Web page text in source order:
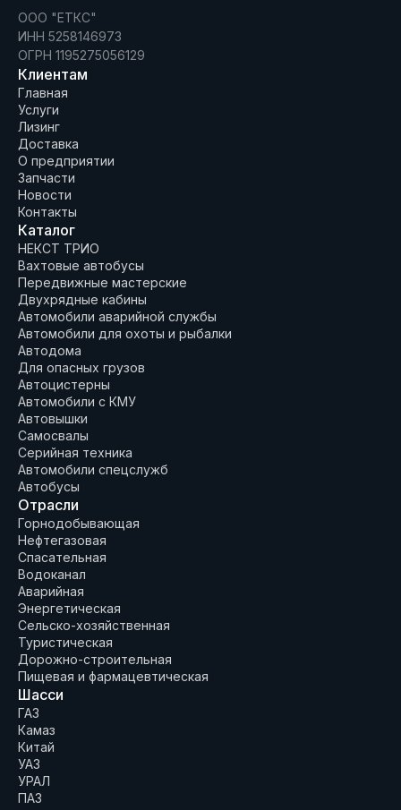
ООО "ЕТКС"
ИНН 5258146973
ОГРН 1195275056129
Клиентам
Главная
Услуги
Лизинг
Доставка
О предприятии
Запчасти
Новости
Контакты
Каталог
НЕКСТ ТРИО
Вахтовые автобусы
Передвижные мастерские
Двухрядные кабины
Автомобили аварийной службы
Автомобили для охоты и рыбалки
Автодома
Для опасных грузов
Автоцистерны
Автомобили с КМУ
Автовышки
Самосвалы
Серийная техника
Автомобили спецслужб
Автобусы
Отрасли
Горнодобывающая
Нефтегазовая
Спасательная
Водоканал
Аварийная
Энергетическая
Сельско-хозяйственная
Туристическая
Дорожно-строительная
Пищевая и фармацевтическая
Шасси
ГАЗ
Камаз
Китай
УАЗ
УРАЛ
ПАЗ